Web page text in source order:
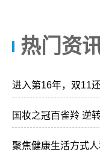
热门资
进入第16年，双11
国妆之冠百雀羚 逆
聚焦健康生活方式